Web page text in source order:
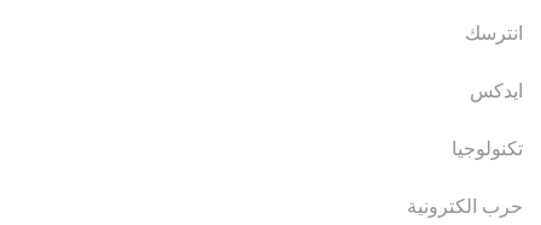
انترسك
ايدكس
تكنولوجيا
حرب الكترونية